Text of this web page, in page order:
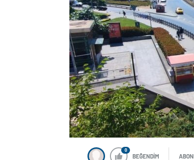
0
BEĞENDİM